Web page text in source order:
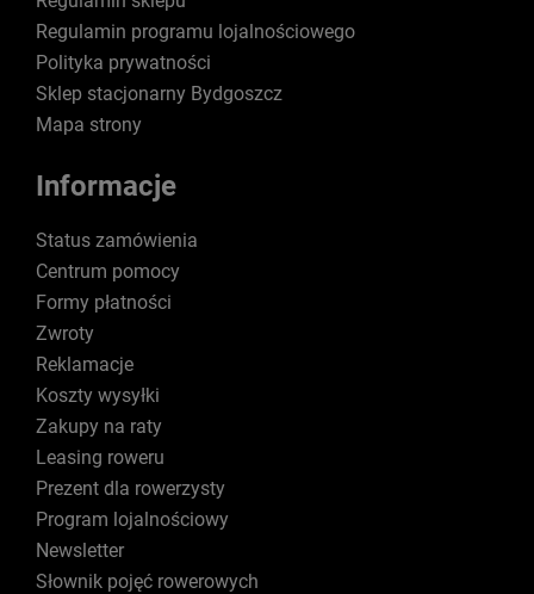
Regulamin programu lojalnościowego
Polityka prywatności
Sklep stacjonarny Bydgoszcz
Mapa strony
Informacje
Status zamówienia
Centrum pomocy
Formy płatności
Zwroty
Reklamacje
Koszty wysyłki
Zakupy na raty
Leasing roweru
Prezent dla rowerzysty
Program lojalnościowy
Newsletter
Słownik pojęć rowerowych